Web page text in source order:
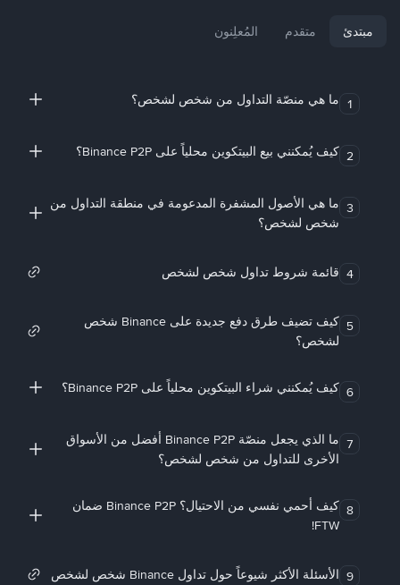
مبتدئ متقدم المُعلِنون
1 ما هي منصّة التداول من شخص لشخص؟
2 كيف يُمكنني بيع البيتكوين محلياً على Binance P2P؟
3 ما هي الأصول المشفرة المدعومة في منطقة التداول من
شخص لشخص؟
4 قائمة شروط تداول شخص لشخص
5
كيف تضيف طرق دفع جديدة على Binance شخص
لشخص؟
6 كيف يُمكنني شراء البيتكوين محلياً على Binance P2P؟
7
ما الذي يجعل منصّة Binance P2P أفضل من الأسواق
الأخرى للتداول من شخص لشخص؟
8
كيف أحمي نفسي من الاحتيال؟ Binance P2P ضمان
FTW!
9 الأسئلة الأكثر شيوعاً حول تداول Binance شخص لشخص